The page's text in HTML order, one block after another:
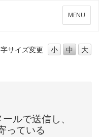
メ
ニ
ー
MENU
サイズ変更 小 中 大
ルで送信し、
っている